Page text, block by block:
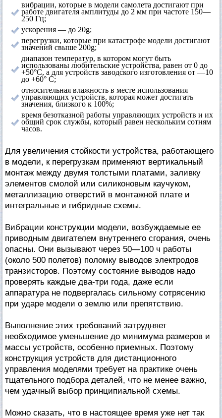
вибрации, которые в модели самолета достигают при
работе двигателя амплитуды до 2 мм при частоте 150—
250 Гц;
ускорения — до 20g;
перегрузки, которые при катастрофе модели достигают
значений свыше 200g;
диапазон температур, в котором могут быть
использованы любительские устройства, равен от 0 до
+50°С, а для устройств заводского изготовления от —10
до +60° С;
относительная влажность в месте использования
управляющих устройств, которая может достигать
значения, близкого к 100%;
время безотказной работы управляющих устройств и их
общий срок службы, который равен нескольким сотням
часов.
Для увеличения стойкости устройства, работающего
в модели, к перегрузкам применяют вертикальный
монтаж между двумя толстыми платами, заливку
элементов смолой или силиконовым каучуком,
металлизацию отверстий в монтажной плате и
интегральные и гибридные схемы.
Вибрации конструкции модели, возбуждаемые ее
приводным двигателем внутреннего сгорания, очень
опасны. Они вызывают через 50—100 ч работы
(около 500 полетов) поломку выводов электродов
транзисторов. Поэтому состояние выводов надо
проверять каждые два-три года, даже если
аппаратура не подвергалась сильному сотрясению
при ударе модели о землю или препятствию.
Выполнение этих требований затрудняет
необходимое уменьшение до минимума размеров и
массы устройств, особенно приемных. Поэтому
конструкция устройств для дистанционного
управления моделями требует на практике очень
тщательного подбора деталей, что не менее важно,
чем удачный выбор принципиальной схемы.
Можно сказать, что в настоящее время уже нет так